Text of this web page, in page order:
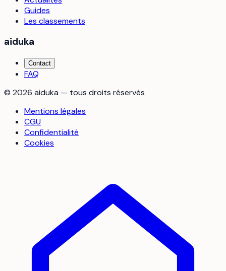
Guides
Les classements
aiduka
Contact
FAQ
© 2026 aiduka — tous droits réservés
Mentions légales
CGU
Confidentialité
Cookies